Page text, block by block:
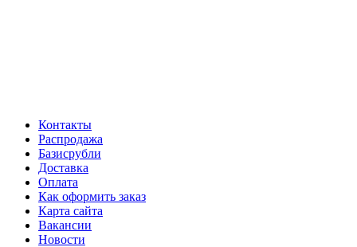
Контакты
Распродажа
Базисрубли
Доставка
Оплата
Как оформить заказ
Карта сайта
Вакансии
Новости